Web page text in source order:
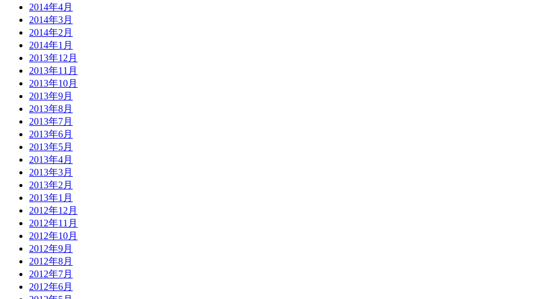
2014年4月
2014年3月
2014年2月
2014年1月
2013年12月
2013年11月
2013年10月
2013年9月
2013年8月
2013年7月
2013年6月
2013年5月
2013年4月
2013年3月
2013年2月
2013年1月
2012年12月
2012年11月
2012年10月
2012年9月
2012年8月
2012年7月
2012年6月